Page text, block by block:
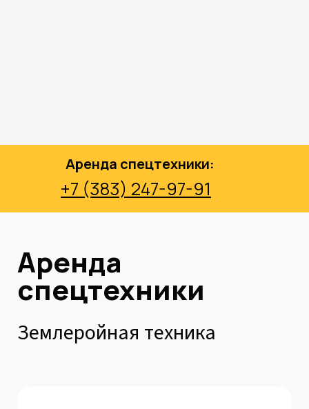
+7 (383) 247-97-91
Аренда спецтехники:
Аренда
спецтехники
Землеройная техника